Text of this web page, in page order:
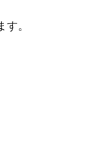
。